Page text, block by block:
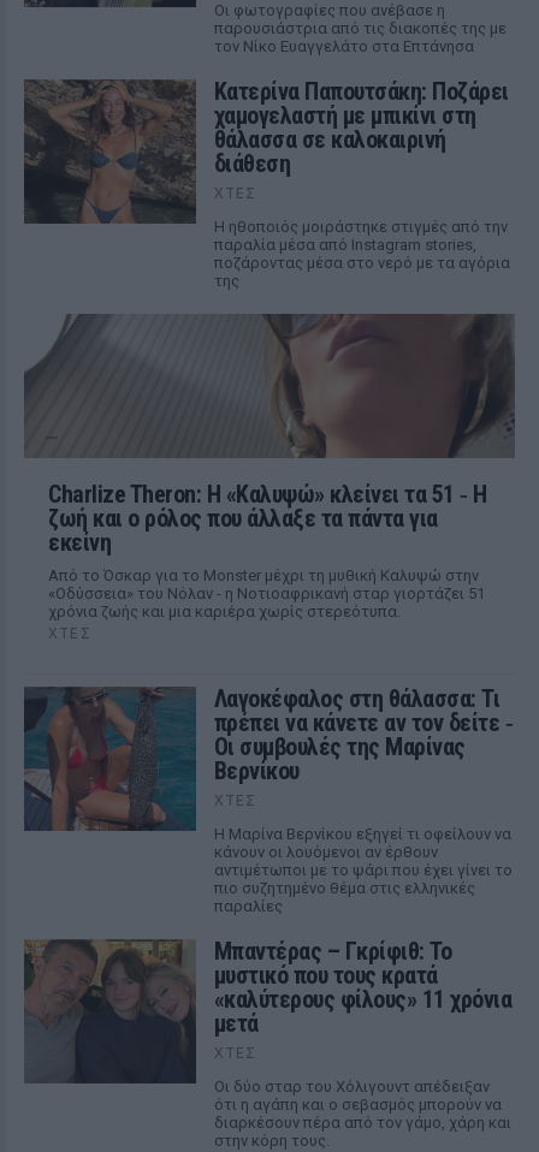
Οι φωτογραφίες που ανέβασε η
παρουσιάστρια από τις διακοπές της με
τον Νίκο Ευαγγελάτο στα Επτάνησα
Κατερίνα Παπουτσάκη: Ποζάρει
χαμογελαστή με μπικίνι στη
θάλασσα σε καλοκαιρινή
διάθεση
ΧΤΕΣ
Η ηθοποιός μοιράστηκε στιγμές από την
παραλία μέσα από Instagram stories,
ποζάροντας μέσα στο νερό με τα αγόρια
της
Charlize Theron: Η «Καλυψώ» κλείνει τα 51 ‑ H
ζωή και ο ρόλος που άλλαξε τα πάντα για
εκείνη
Από το Όσκαρ για το Monster μέχρι τη μυθική Καλυψώ στην
«Οδύσσεια» του Νόλαν - η Νοτιοαφρικανή σταρ γιορτάζει 51
χρόνια ζωής και μια καριέρα χωρίς στερεότυπα.
ΧΤΕΣ
Λαγοκέφαλος στη θάλασσα: Τι
πρέπει να κάνετε αν τον δείτε ‑
Οι συμβουλές της Μαρίνας
Βερνίκου
ΧΤΕΣ
Η Μαρίνα Βερνίκου εξηγεί τι οφείλουν να
κάνουν οι λουόμενοι αν έρθουν
αντιμέτωποι με το ψάρι που έχει γίνει το
πιο συζητημένο θέμα στις ελληνικές
παραλίες
Μπαντέρας – Γκρίφιθ: Το
μυστικό που τους κρατά
«καλύτερους φίλους» 11 χρόνια
μετά
ΧΤΕΣ
Οι δύο σταρ του Χόλιγουντ απέδειξαν
ότι η αγάπη και ο σεβασμός μπορούν να
διαρκέσουν πέρα από τον γάμο, χάρη και
στην κόρη τους.